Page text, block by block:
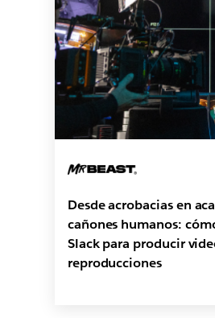
Desde acrobacias en
cañones humanos:
Slack para producir
reproducciones